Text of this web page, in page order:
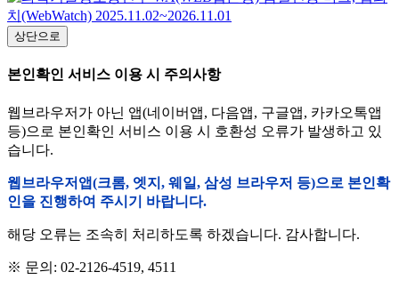
상단으로
본인확인 서비스 이용 시 주의사항
웹브라우저가 아닌 앱(네이버앱, 다음앱, 구글앱, 카카오톡앱
등)으로 본인확인 서비스 이용 시 호환성 오류가 발생하고 있
습니다.
웹브라우저앱(크롬, 엣지, 웨일, 삼성 브라우저 등)으로 본인확
인을 진행하여 주시기 바랍니다.
해당 오류는 조속히 처리하도록 하겠습니다. 감사합니다.
※ 문의: 02-2126-4519, 4511